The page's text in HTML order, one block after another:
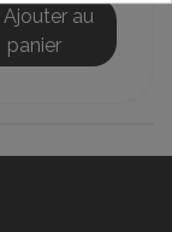
Ajouter au
panier